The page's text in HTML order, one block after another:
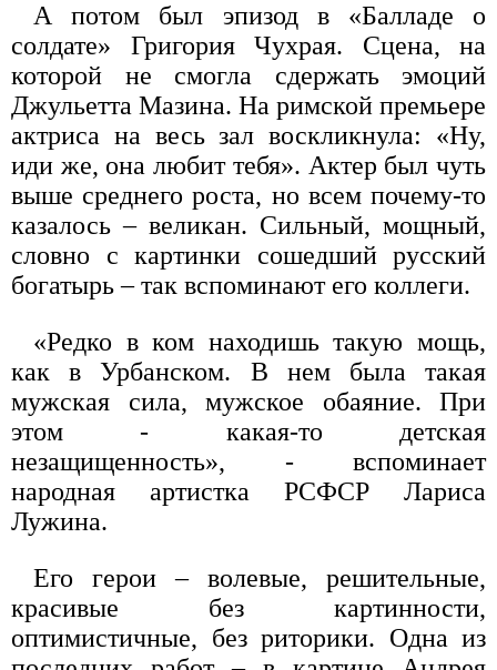
А потом был эпизод в «Балладе о
солдате» Григория Чухрая. Сцена, на
которой не смогла сдержать эмоций
Джульетта Мазина. На римской премьере
актриса на весь зал воскликнула: «Ну,
иди же, она любит тебя». Актер был чуть
выше среднего роста, но всем почему-то
казалось – великан. Сильный, мощный,
словно с картинки сошедший русский
богатырь – так вспоминают его коллеги.
«Редко в ком находишь такую мощь,
как в Урбанском. В нем была такая
мужская сила, мужское обаяние. При
этом - какая-то детская
незащищенность», - вспоминает
народная артистка РСФСР Лариса
Лужина.
Его герои – волевые, решительные,
красивые без картинности,
оптимистичные, без риторики. Одна из